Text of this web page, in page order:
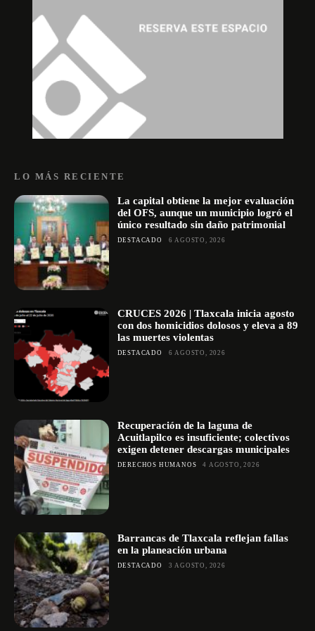
LO MÁS RECIENTE
La capital obtiene la mejor evaluación
del OFS, aunque un municipio logró el
único resultado sin daño patrimonial
DESTACADO 6 AGOSTO, 2026
CRUCES 2026 | Tlaxcala inicia agosto
con dos homicidios dolosos y eleva a 89
las muertes violentas
DESTACADO 6 AGOSTO, 2026
Recuperación de la laguna de
Acuitlapilco es insuficiente; colectivos
exigen detener descargas municipales
DERECHOS HUMANOS 4 AGOSTO, 2026
Barrancas de Tlaxcala reflejan fallas
en la planeación urbana
DESTACADO 3 AGOSTO, 2026